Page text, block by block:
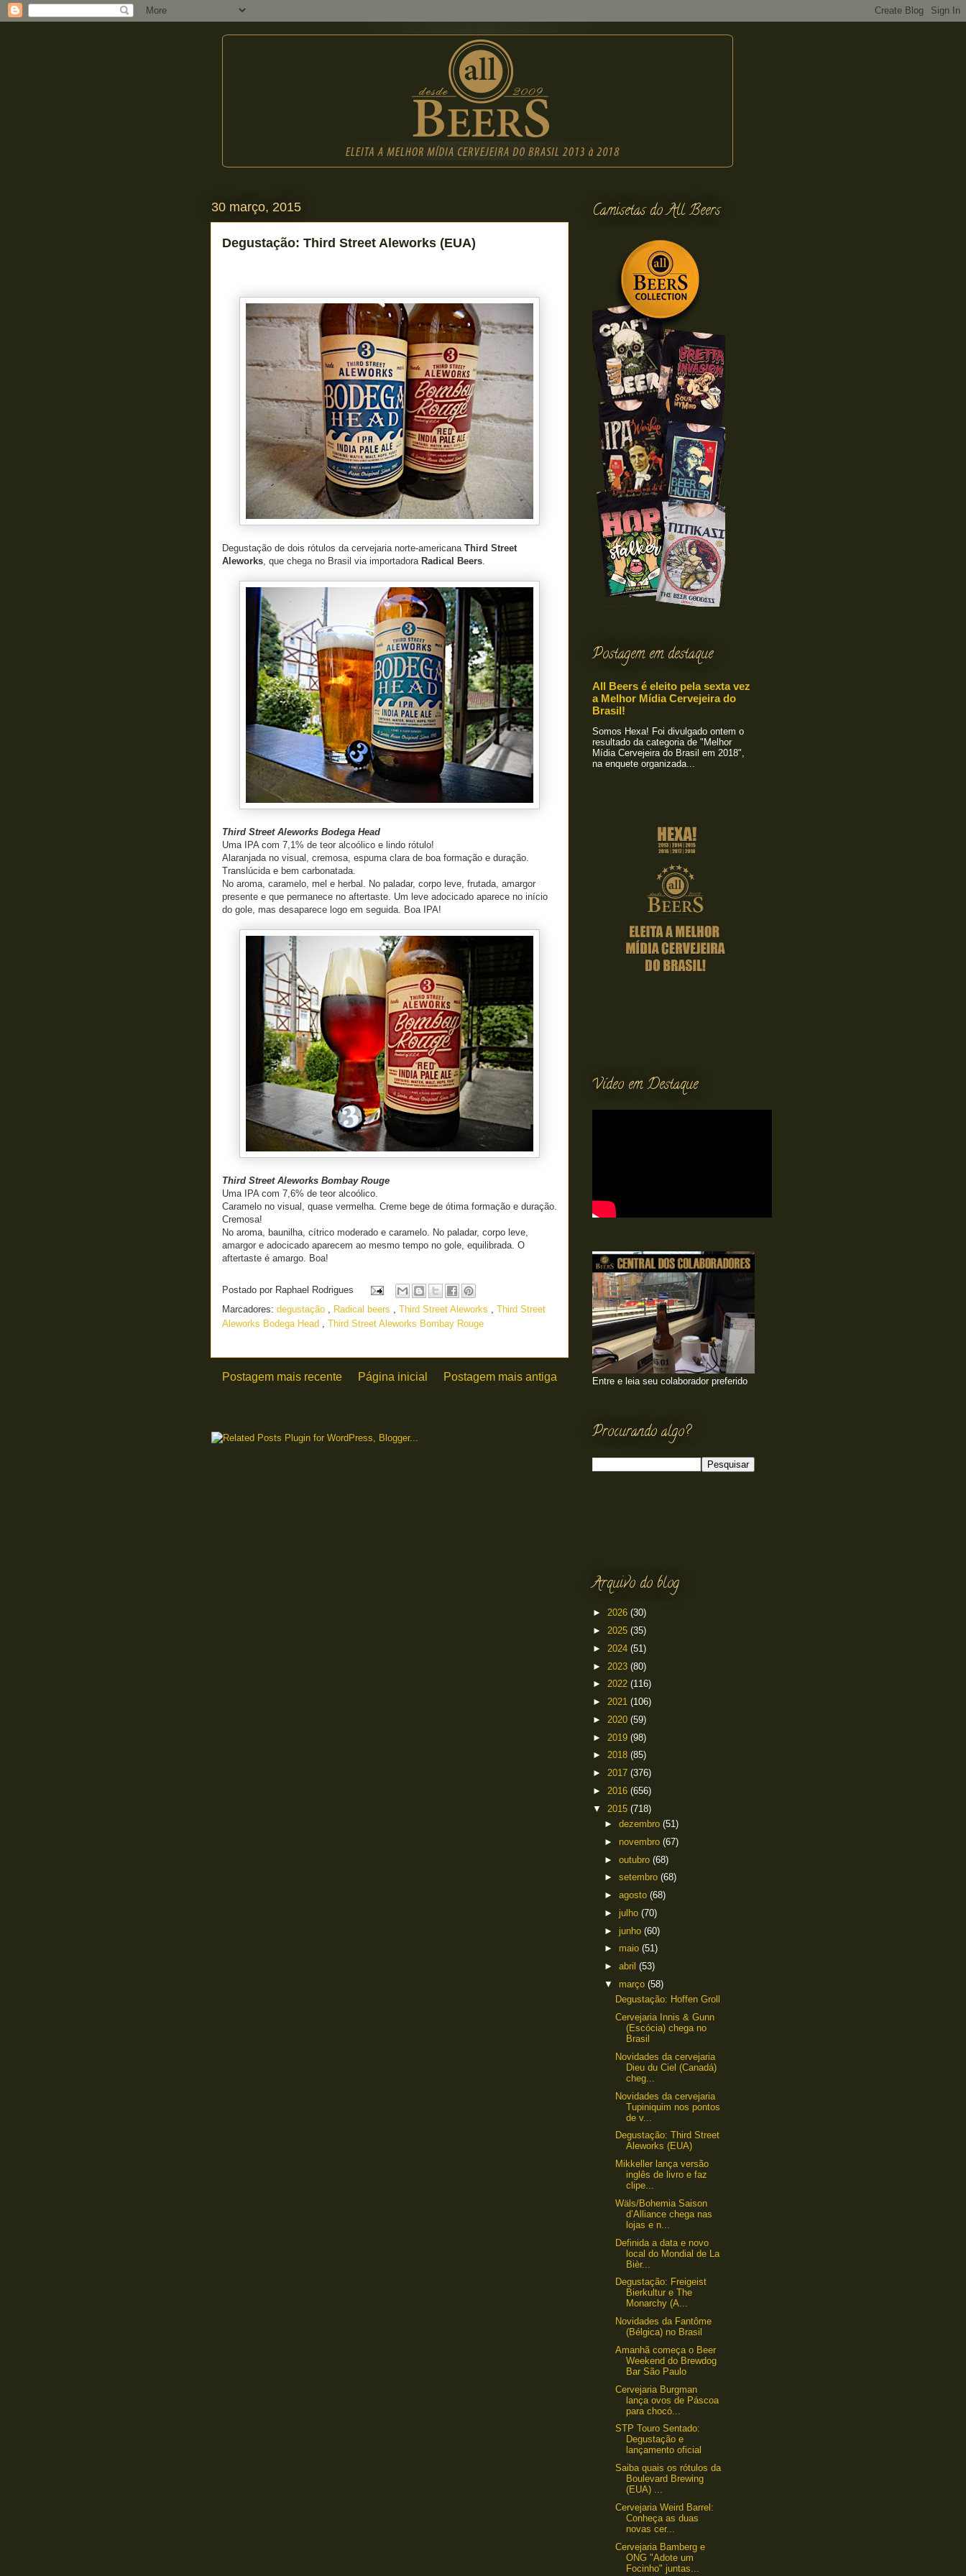
30 março, 2015
Degustação: Third Street Aleworks (EUA)
Degustação de dois rótulos da cervejaria norte-americana Third Street
Aleworks, que chega no Brasil via importadora Radical Beers.
Third Street Aleworks Bodega Head
Uma IPA com 7,1% de teor alcoólico e lindo rótulo!
Alaranjada no visual, cremosa, espuma clara de boa formação e duração.
Translúcida e bem carbonatada.
No aroma, caramelo, mel e herbal. No paladar, corpo leve, frutada, amargor
presente e que permanece no aftertaste. Um leve adocicado aparece no início
do gole, mas desaparece logo em seguida. Boa IPA!
Third Street Aleworks Bombay Rouge
Uma IPA com 7,6% de teor alcoólico.
Caramelo no visual, quase vermelha. Creme bege de ótima formação e duração.
Cremosa!
No aroma, baunilha, cítrico moderado e caramelo. No paladar, corpo leve,
amargor e adocicado aparecem ao mesmo tempo no gole, equilibrada. O
aftertaste é amargo. Boa!
Postado por Raphael Rodrigues
Marcadores: degustação , Radical beers , Third Street Aleworks , Third Street
Aleworks Bodega Head , Third Street Aleworks Bombay Rouge
Postagem mais recente Postagem mais antiga
Página inicial
Camisetas do All Beers
Postagem em destaque
All Beers é eleito pela sexta vez
a Melhor Mídia Cervejeira do
Brasil!
Somos Hexa! Foi divulgado ontem o
resultado da categoria de "Melhor
Mídia Cervejeira do Brasil em 2018",
na enquete organizada...
Vídeo em Destaque
Entre e leia seu colaborador preferido
Procurando algo?
Arquivo do blog
► 2026 (30)
► 2025 (35)
► 2024 (51)
► 2023 (80)
► 2022 (116)
► 2021 (106)
► 2020 (59)
► 2019 (98)
► 2018 (85)
► 2017 (376)
► 2016 (656)
▼ 2015 (718)
► dezembro (51)
► novembro (67)
► outubro (68)
► setembro (68)
► agosto (68)
► julho (70)
► junho (60)
► maio (51)
► abril (53)
▼ março (58)
Degustação: Hoffen Groll
Cervejaria Innis & Gunn
(Escócia) chega no
Brasil
Novidades da cervejaria
Dieu du Ciel (Canadá)
cheg...
Novidades da cervejaria
Tupiniquim nos pontos
de v...
Degustação: Third Street
Aleworks (EUA)
Mikkeller lança versão
inglês de livro e faz
clipe...
Wäls/Bohemia Saison
d’Alliance chega nas
lojas e n...
Definida a data e novo
local do Mondial de La
Bièr...
Degustação: Freigeist
Bierkultur e The
Monarchy (A...
Novidades da Fantôme
(Bélgica) no Brasil
Amanhã começa o Beer
Weekend do Brewdog
Bar São Paulo
Cervejaria Burgman
lança ovos de Páscoa
para chocó...
STP Touro Sentado:
Degustação e
lançamento oficial
Saiba quais os rótulos da
Boulevard Brewing
(EUA) ...
Cervejaria Weird Barrel:
Conheça as duas
novas cer...
Cervejaria Bamberg e
ONG "Adote um
Focinho" juntas...